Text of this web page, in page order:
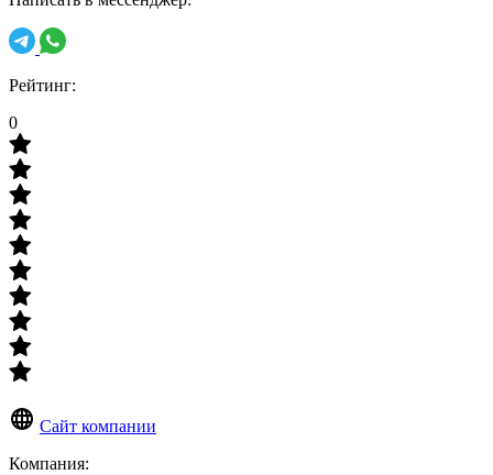
Рейтинг:
0
Сайт компании
Компания: